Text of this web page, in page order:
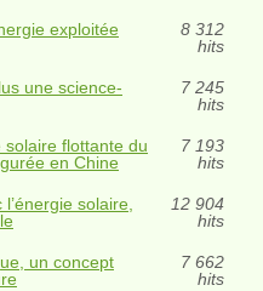
exploitée
8 312
hits
une science-
7 245
hits
flottante du
en Chine
7 193
hits
solaire,
12 904
hits
un concept
7 662
hits